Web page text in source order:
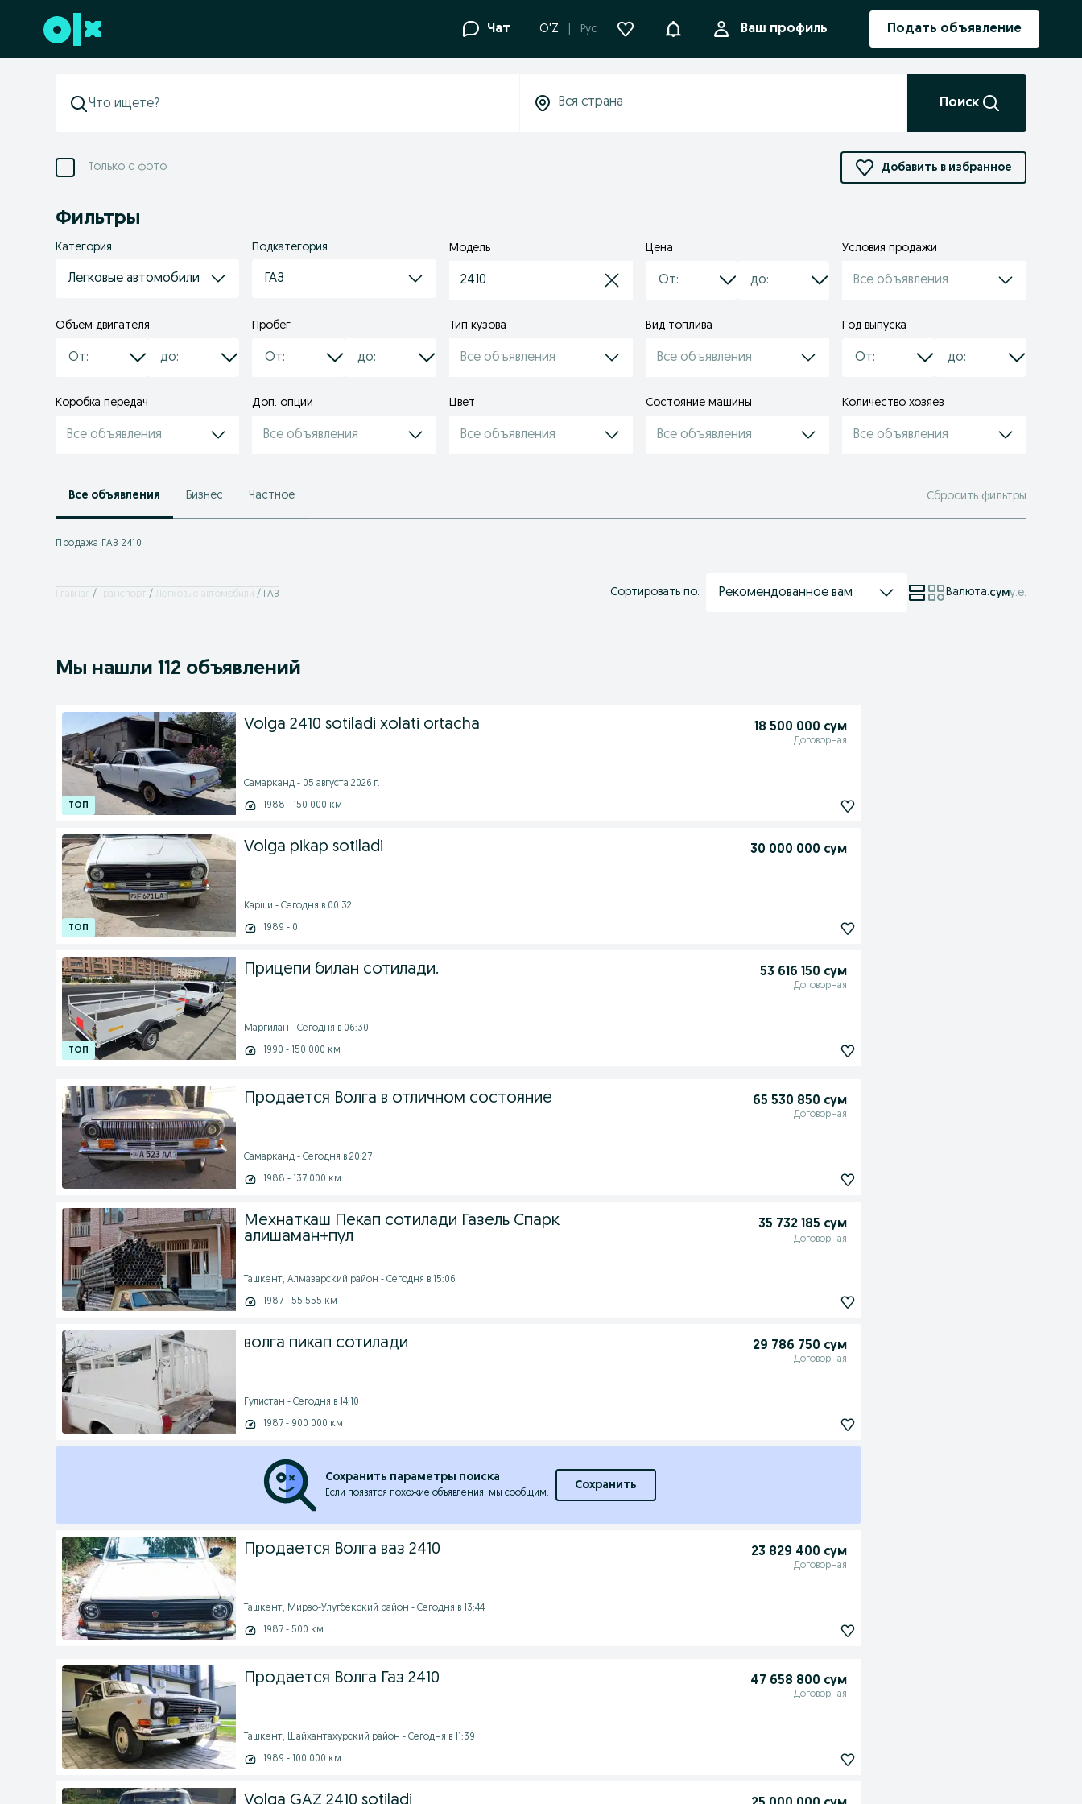
Перейти к нижнему колонтитулу Чат O'Z Рус УведомленияВаш профиль Подать объявление
Поиск
Только с фото Добавить в избранное
Фильтры
Категория
Легковые автомобили
Подкатегория
ГАЗ
Модель
2410
Цена Условия продажи
Все объявления
Объем двигателя Пробег Тип кузова
Все объявления
Вид топлива
Все объявления
Год выпуска
Коробка передач
Все объявления
Доп. опции
Все объявления
Цвет
Все объявления
Состояние машины
Все объявления
Количество хозяев
Все объявления
Все объявления Бизнес Частное Сбросить фильтры
Продажа ГАЗ 2410
Главная Транспорт Легковые автомобили ГАЗ Сортировать по: Рекомендованное вам Валюта:суму.е.
Мы нашли 112 объявлений
Volga 2410 sotiladi xolati ortacha 18 500 000 сум
Договорная
Самарканд - 05 августа 2026 г.
1988 - 150 000 км
Volga pikap sotiladi 30 000 000 сум
Карши - Сегодня в 00:32
1989 - 0
Прицепи билан сотилади. 53 616 150 сум
Договорная
Маргилан - Сегодня в 06:30
1990 - 150 000 км
Продается Волга в отличном состояние 65 530 850 сум
Договорная
Самарканд - Сегодня в 20:27
1988 - 137 000 км
Мехнаткаш Пекап сотилади Газель Спарк
алишаман+пул
35 732 185 сум
Договорная
Ташкент, Алмазарский район - Сегодня в 15:06
1987 - 55 555 км
волга пикап сотилади 29 786 750 сум
Договорная
Гулистан - Сегодня в 14:10
1987 - 900 000 км
Сохранить параметры поиска
Если появятся похожие объявления, мы сообщим.
Сохранить
Продается Волга ваз 2410 23 829 400 сум
Договорная
Ташкент, Мирзо-Улугбекский район - Сегодня в 13:44
1987 - 500 км
Продается Волга Газ 2410 47 658 800 сум
Договорная
Ташкент, Шайхантахурский район - Сегодня в 11:39
1989 - 100 000 км
Volga GAZ 2410 sotiladi